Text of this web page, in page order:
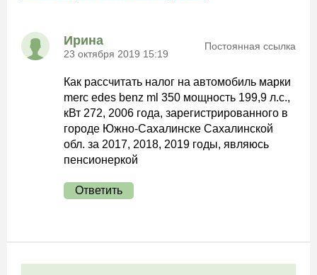
Ирина
23 октября 2019 15:19
Постоянная ссылка
Как рассчитать налог на автомобиль марки
merc edes benz ml 350 мощность 199,9 л.с.,
кВт 272, 2006 года, зарегистрированного в
городе Южно-Сахалинске Сахалинской
обл. за 2017, 2018, 2019 годы, являюсь
пенсионеркой
Ответить